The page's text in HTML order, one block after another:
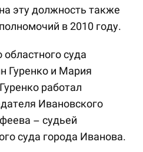
эту должность также
в 2010 году.
суда
Гуренко и Мария
работал
Ивановского
– судьей
суда города Иванова.